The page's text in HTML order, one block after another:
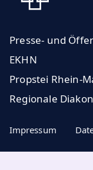
Presse- und
EKHN
Propstei Rhein-
Regionale
Impressum